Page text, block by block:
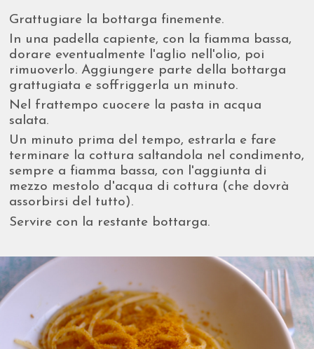
Grattugiare la bottarga finemente.
In una padella capiente, con la fiamma bassa,
dorare eventualmente l'aglio nell'olio, poi
rimuoverlo. Aggiungere parte della bottarga
grattugiata e soffriggerla un minuto.
Nel frattempo cuocere la pasta in acqua
salata.
Un minuto prima del tempo, estrarla e fare
terminare la cottura saltandola nel condimento,
sempre a fiamma bassa, con l'aggiunta di
mezzo mestolo d'acqua di cottura (che dovrà
assorbirsi del tutto).
Servire con la restante bottarga.